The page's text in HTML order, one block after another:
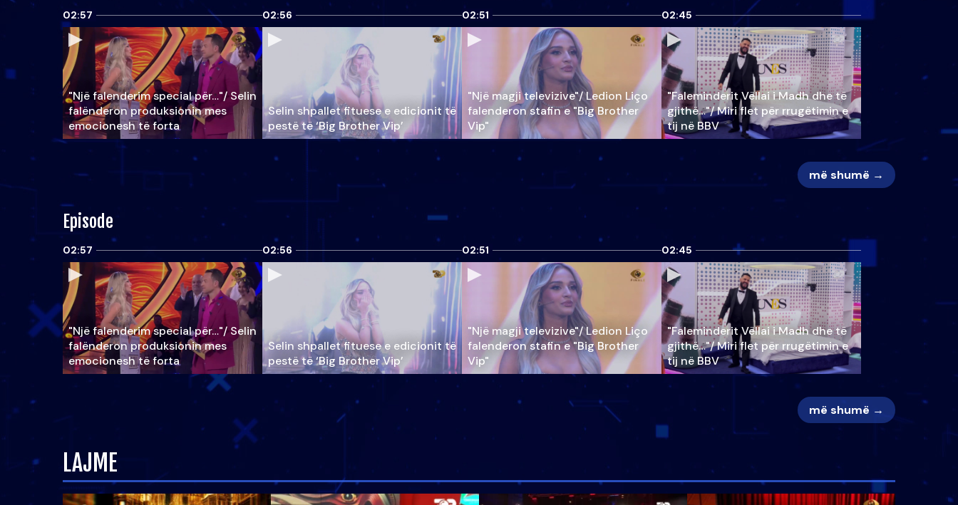
02:57
"Një falenderim special për…"/ Selin
falënderon produksionin mes
emocionesh të forta
02:56
Selin shpallet fituese e edicionit të
pestë të ‘Big Brother Vip’
02:51
"Një magji televizive"/ Ledion Liço
falenderon stafin e "Big Brother
Vip"
02:45
"Faleminderit Vëllai i Madh dhe të
gjithë…"/ Miri flet për rrugëtimin e
tij në BBV
më shumë →
Episode
02:57
"Një falenderim special për…"/ Selin
falënderon produksionin mes
emocionesh të forta
02:56
Selin shpallet fituese e edicionit të
pestë të ‘Big Brother Vip’
02:51
"Një magji televizive"/ Ledion Liço
falenderon stafin e "Big Brother
Vip"
02:45
"Faleminderit Vëllai i Madh dhe të
gjithë…"/ Miri flet për rrugëtimin e
tij në BBV
më shumë →
LAJME